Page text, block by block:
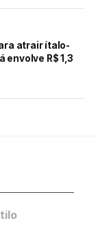
atrair ítalo-
envolve R$ 1,3